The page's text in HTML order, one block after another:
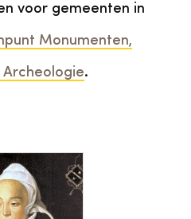
voor gemeenten in
Monumenten,
Archeologie.